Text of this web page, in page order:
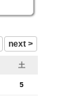
土
5